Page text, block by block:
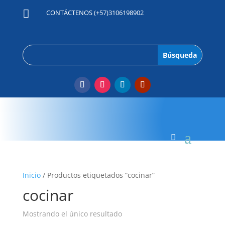
 CONTÁCTENOS (+57)3106198902
Inicio/ Productos etiquetados “cocinar”
cocinar
Mostrando el único resultado